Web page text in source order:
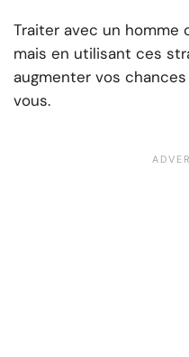
Traiter avec un
mais en utilisant ces
augmenter vos
vous.